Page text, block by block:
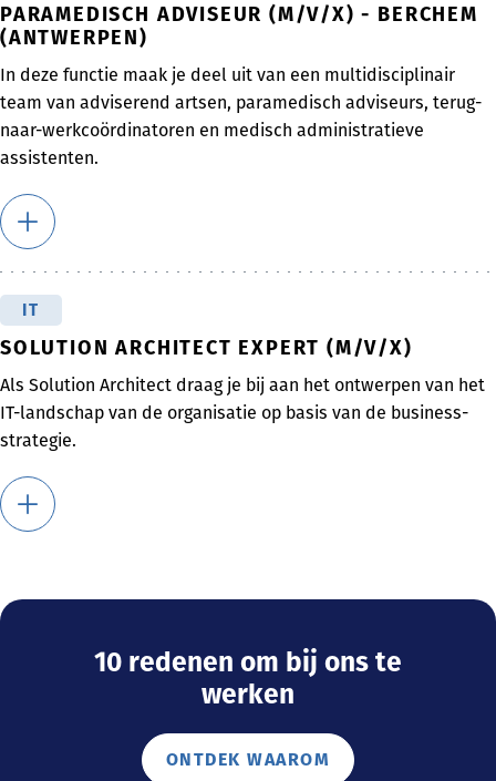
PARAMEDISCH ADVISEUR (M/V/X) - BERCHEM
(ANTWERPEN)
In deze functie maak je deel uit van een multidisciplinair
team van adviserend artsen, paramedisch adviseurs, terug-
naar-werkcoördinatoren en medisch administratieve
assistenten.
IT
SOLUTION ARCHITECT EXPERT (M/V/X)
Als Solution Architect draag je bij aan het ontwerpen van het
IT-landschap van de organisatie op basis van de business-
strategie.
10 redenen om bij ons te
werken
ONTDEK WAAROM